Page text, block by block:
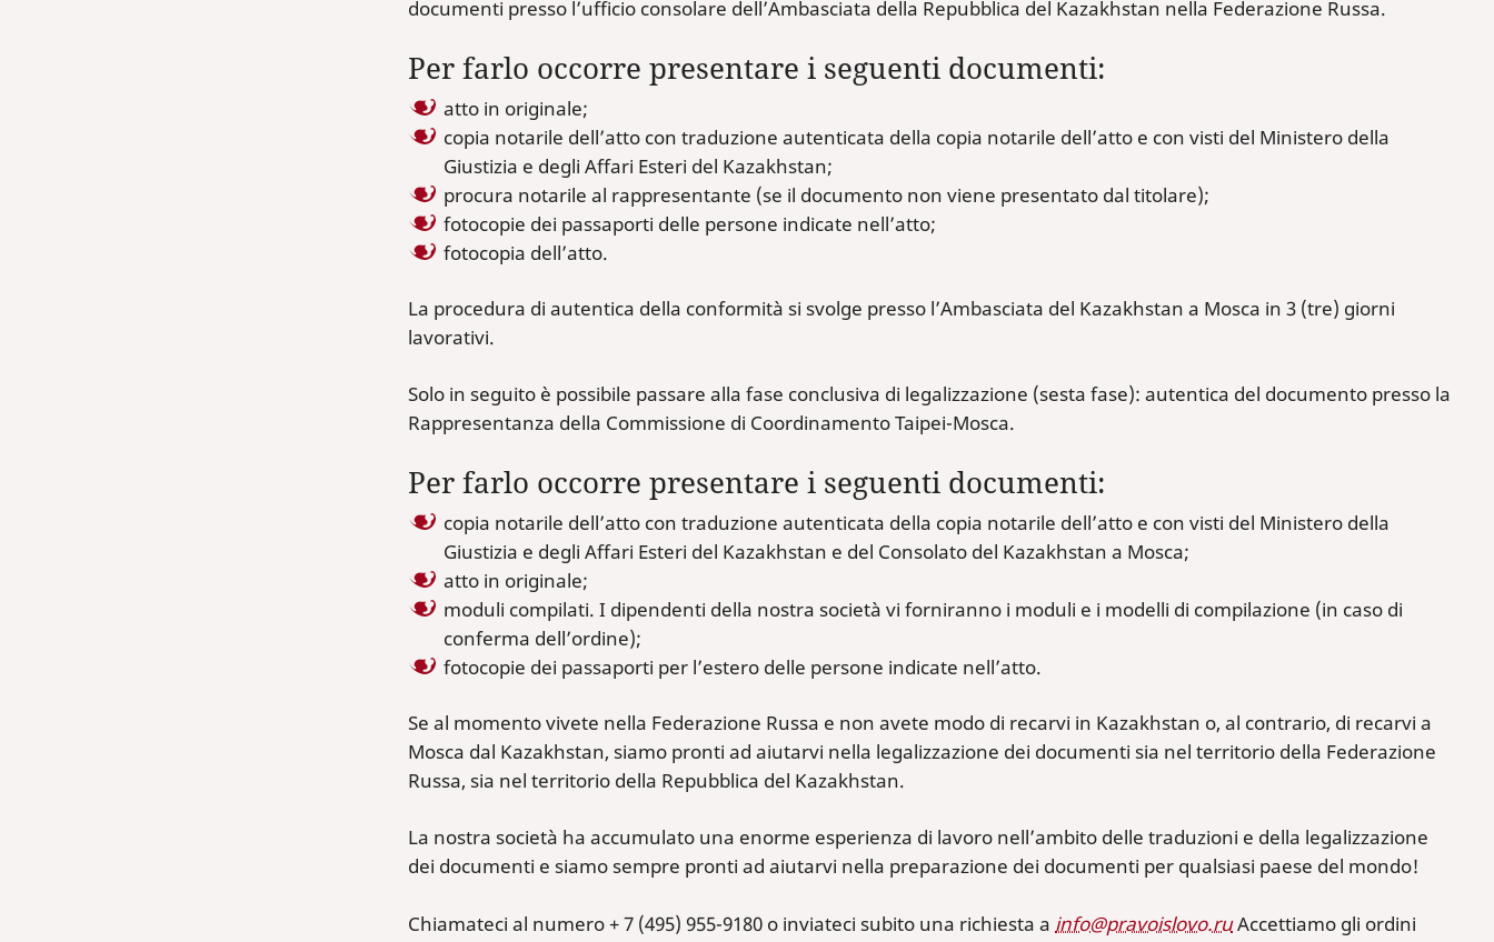
documenti presso l’ufficio consolare dell’Ambasciata della Repubblica del Kazakhstan nella Federazione Russa.
Per farlo occorre presentare i seguenti documenti:
atto in originale;
copia notarile dell’atto con traduzione autenticata della copia notarile dell’atto e con visti del Ministero della
Giustizia e degli Affari Esteri del Kazakhstan;
procura notarile al rappresentante (se il documento non viene presentato dal titolare);
fotocopie dei passaporti delle persone indicate nell’atto;
fotocopia dell’atto.
La procedura di autentica della conformità si svolge presso l’Ambasciata del Kazakhstan a Mosca in 3 (tre) giorni
lavorativi.
Solo in seguito è possibile passare alla fase conclusiva di legalizzazione (sesta fase): autentica del documento presso la
Rappresentanza della Commissione di Coordinamento Taipei-Mosca.
Per farlo occorre presentare i seguenti documenti:
copia notarile dell’atto con traduzione autenticata della copia notarile dell’atto e con visti del Ministero della
Giustizia e degli Affari Esteri del Kazakhstan e del Consolato del Kazakhstan a Mosca;
atto in originale;
moduli compilati. I dipendenti della nostra società vi forniranno i moduli e i modelli di compilazione (in caso di
conferma dell’ordine);
fotocopie dei passaporti per l’estero delle persone indicate nell’atto.
Se al momento vivete nella Federazione Russa e non avete modo di recarvi in Kazakhstan o, al contrario, di recarvi a
Mosca dal Kazakhstan, siamo pronti ad aiutarvi nella legalizzazione dei documenti sia nel territorio della Federazione
Russa, sia nel territorio della Repubblica del Kazakhstan.
La nostra società ha accumulato una enorme esperienza di lavoro nell’ambito delle traduzioni e della legalizzazione
dei documenti e siamo sempre pronti ad aiutarvi nella preparazione dei documenti per qualsiasi paese del mondo!
Chiamateci al numero + 7 (495) 955-9180 o inviateci subito una richiesta a info@pravoislovo.ruAccettiamo gli ordini